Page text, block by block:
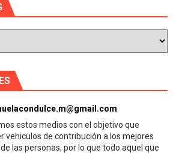
estos medios con el objetivo que
vehiculos de contribución a los mejores
las personas, por lo que todo aquel que